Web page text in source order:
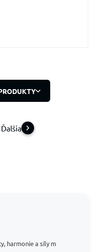
Ďalšia
harmonie a síly m